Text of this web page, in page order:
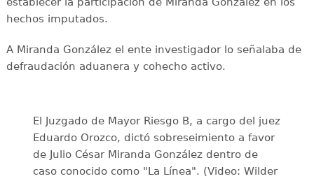
hechos imputados.
A Miranda González el ente investigador lo señalaba de
defraudación aduanera y cohecho activo.
El Juzgado de Mayor Riesgo B, a cargo del juez
Eduardo Orozco, dictó sobreseimiento a favor
de Julio César Miranda González dentro de
caso conocido como "La Línea". (Video: Wilder